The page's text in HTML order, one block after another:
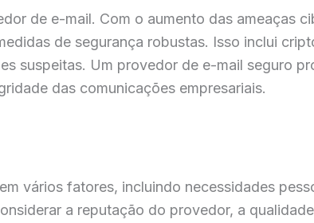
de e-mail. Com o aumento das ameaças
de segurança robustas. Isso inclui
suspeitas. Um provedor de e-mail seguro
das comunicações empresariais.
vários fatores, incluindo necessidades
a reputação do provedor, a